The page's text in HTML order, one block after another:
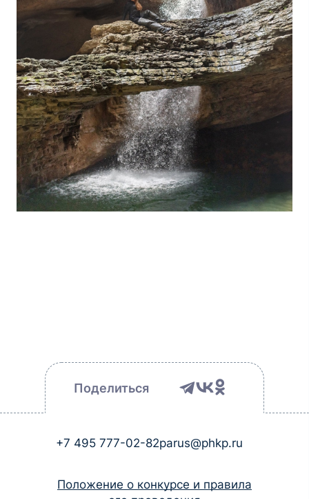
Поделиться
+7 495 777-02-82parus@phkp.ru
Положение о конкурсе и правила